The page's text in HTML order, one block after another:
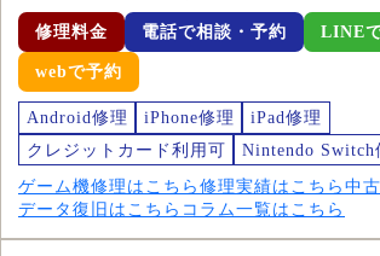
修理料金 電話で相談・予約 LINE
webで予約
Android修理 iPhone修理
iPad修理
クレジットカード利用可
Nintendo Switch
ゲーム機修理はこちら 修理実績はこちら 中
データ復旧はこちら コラム一覧はこちら